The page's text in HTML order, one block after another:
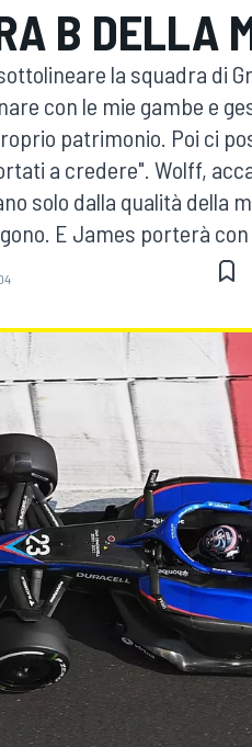
WEC
B DELLA
la squadra di
con le mie gambe e
patrimonio. Poi ci
a credere". Wolff,
solo dalla qualità della
E James porterà